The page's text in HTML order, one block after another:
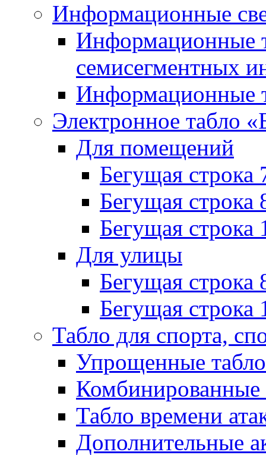
Информационные
Информационные
семисегментных
Информационные
Электронное табло
Для помещений
Бегущая строка
Бегущая строка
Бегущая строка
Для улицы
Бегущая строка
Бегущая строка
Табло для спорта,
Упрощенные табло
Комбинированные
Табло времени
Дополнительные